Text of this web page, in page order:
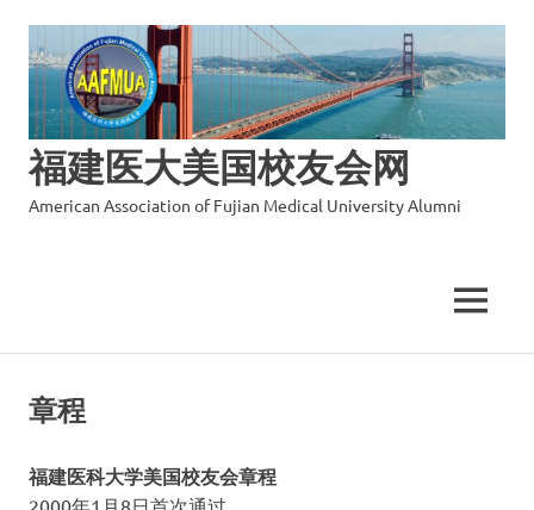
content
福建医大美国校友会网
American Association of Fujian Medical University Alumni
MENU
章程
福建医科大学美国校友会章程
2000年1月8日首次通过